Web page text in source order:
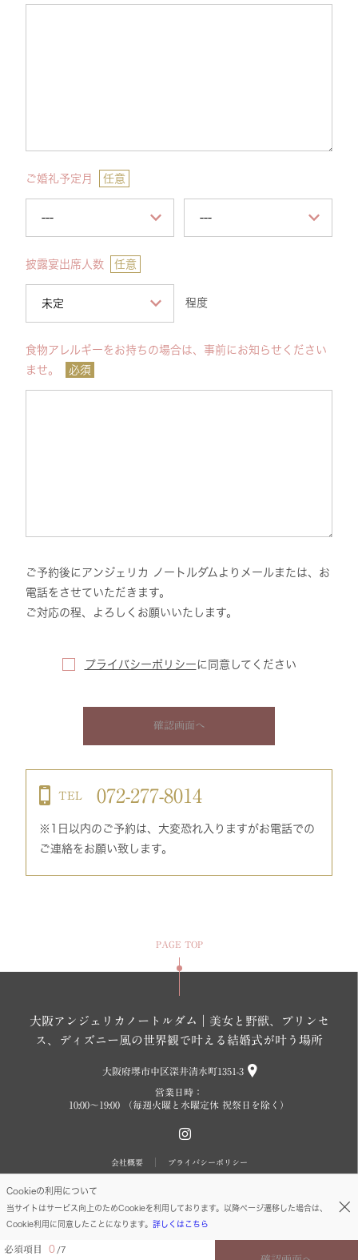
ご婚礼予定月 任意
披露宴出席人数 任意
程度
食物アレルギーをお持ちの場合は、事前にお知らせください
ませ。
必須
ご予約後にアンジェリカ ノートルダムよりメールまたは、お
電話をさせていただきます。
ご対応の程、よろしくお願いいたします。
プライバシーポリシー に 同意してください
確認画面へ
TEL 072-277-8014
※1日以内のご予約は、大変恐れ入りますがお電話での
ご連絡をお願い致します。
必須項目 0 7
Cookieの利用について
当サイトはサービス向上のためCookieを利用しております。以降ページ遷移した場合は、
Cookie利用に同意したことになります。 詳しくはこちら
PAGE TOP
大阪アンジェリカノートルダム｜美女と野獣、プリンセ
ス、ディズニー風の世界観で叶える結婚式が叶う場所
大阪府堺市中区深井清水町1351-3
営業日時：
10:00～19:00 （毎週火曜と水曜定休 祝祭日を除く）
会社概要 プライバシーポリシー